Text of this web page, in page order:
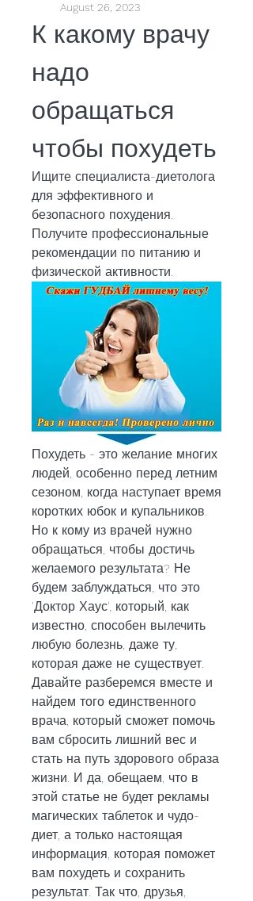
August 26, 2023
К какому врачу
надо
обращаться
чтобы похудеть
Ищите специалиста-диетолога
для эффективного и
безопасного похудения.
Получите профессиональные
рекомендации по питанию и
физической активности.
Похудеть - это желание многих
людей, особенно перед летним
сезоном, когда наступает время
коротких юбок и купальников.
Но к кому из врачей нужно
обращаться, чтобы достичь
желаемого результата? Не
будем заблуждаться, что это
'Доктор Хаус', который, как
известно, способен вылечить
любую болезнь, даже ту,
которая даже не существует.
Давайте разберемся вместе и
найдем того единственного
врача, который сможет помочь
вам сбросить лишний вес и
стать на путь здорового образа
жизни. И да, обещаем, что в
этой статье не будет рекламы
магических таблеток и чудо-
диет, а только настоящая
информация, которая поможет
вам похудеть и сохранить
результат. Так что, друзья,